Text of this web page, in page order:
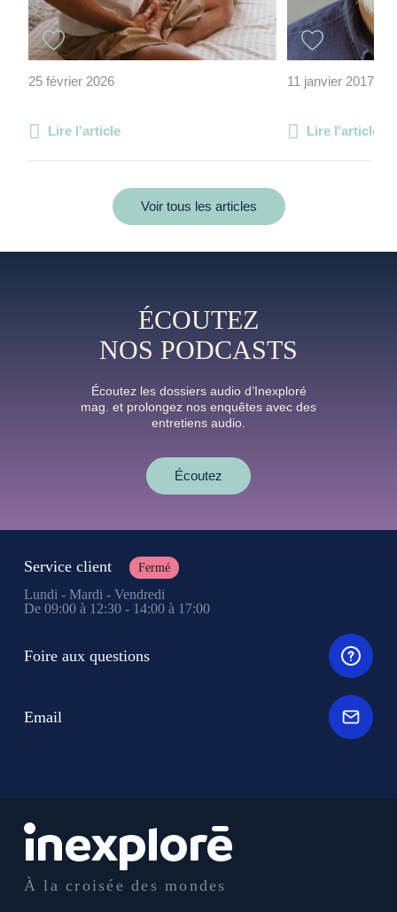
25 février 2026
Lire l'article
11 janvier 2017
Lire l'article
Voir tous les articles
ÉCOUTEZ
NOS PODCASTS
Écoutez les dossiers audio d’Inexploré
mag. et prolongez nos enquêtes avec des
entretiens audio.
Écoutez
À la croisée des mondes
Service client Fermé
Lundi - Mardi - Vendredi
De 09:00 à 12:30 - 14:00 à 17:00
Foire aux questions
Email